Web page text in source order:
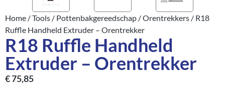
Home /Tools / Pottenbakgereedschap /Orentrekkers / R18
Ruffle Handheld Extruder – Orentrekker
R18 Ruffle Handheld
Extruder – Orentrekker
€75,85